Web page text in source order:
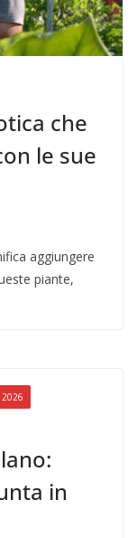
che
le sue
aggiungere
piante,
in